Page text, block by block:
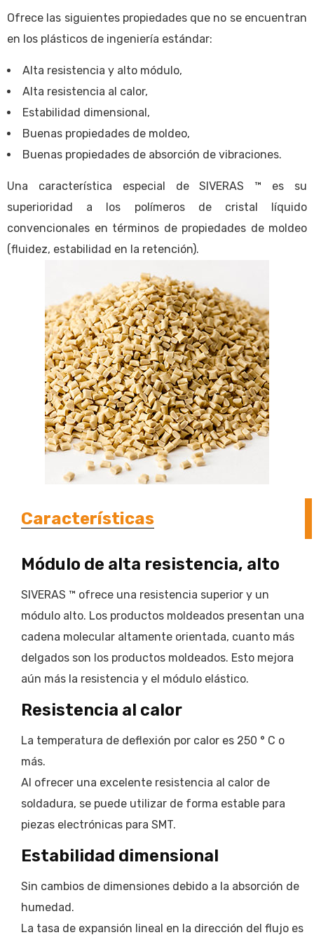
Ofrece las siguientes propiedades que no se encuentran
en los plásticos de ingeniería estándar:
Alta resistencia y alto módulo,
Alta resistencia al calor,
Estabilidad dimensional,
Buenas propiedades de moldeo,
Buenas propiedades de absorción de vibraciones.
Una característica especial de SIVERAS ™ es su
superioridad a los polímeros de cristal líquido
convencionales en términos de propiedades de moldeo
(fluidez, estabilidad en la retención).
Características
Módulo de alta resistencia, alto
SIVERAS ™ ofrece una resistencia superior y un
módulo alto. Los productos moldeados presentan una
cadena molecular altamente orientada, cuanto más
delgados son los productos moldeados. Esto mejora
aún más la resistencia y el módulo elástico.
Resistencia al calor
La temperatura de deflexión por calor es 250 ° C o
más.
Al ofrecer una excelente resistencia al calor de
soldadura, se puede utilizar de forma estable para
piezas electrónicas para SMT.
Estabilidad dimensional
Sin cambios de dimensiones debido a la absorción de
humedad.
La tasa de expansión lineal en la dirección del flujo es